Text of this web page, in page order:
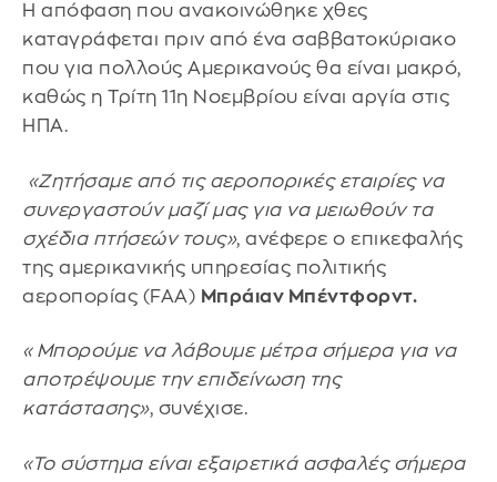
Η απόφαση που ανακοινώθηκε χθες
καταγράφεται πριν από ένα σαββατοκύριακο
που για πολλούς Αμερικανούς θα είναι μακρό,
καθώς η Τρίτη 11η Νοεμβρίου είναι αργία στις
ΗΠΑ.
«Ζητήσαμε από τις αεροπορικές εταιρίες να
συνεργαστούν μαζί μας για να μειωθούν τα
σχέδια πτήσεών τους», ανέφερε ο επικεφαλής
της αμερικανικής υπηρεσίας πολιτικής
αεροπορίας (FAA) Μπράιαν Μπέντφορντ.
«Μπορούμε να λάβουμε μέτρα σήμερα για να
αποτρέψουμε την επιδείνωση της
κατάστασης», συνέχισε.
«Το σύστημα είναι εξαιρετικά ασφαλές σήμερα